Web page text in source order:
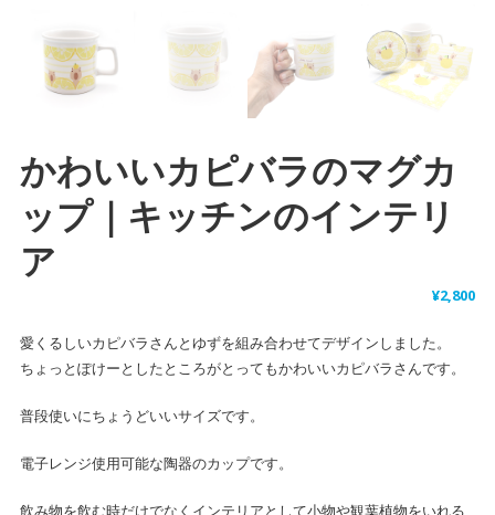
かわいいカピバラのマグカ
ップ｜キッチンのインテリ
ア
¥2,800
愛くるしいカピバラさんとゆずを組み合わせてデザインしました。
ちょっとぽけーとしたところがとってもかわいいカピバラさんです。
普段使いにちょうどいいサイズです。
電子レンジ使用可能な陶器のカップです。
飲み物を飲む時だけでなくインテリアとして小物や観葉植物をいれる